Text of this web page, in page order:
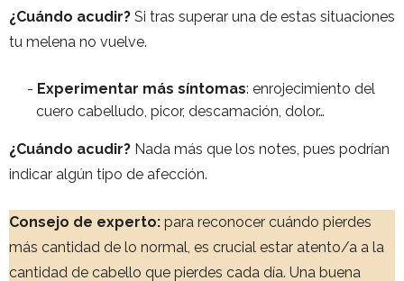
¿Cuándo acudir? Si tras superar una de estas situaciones
tu melena no vuelve.
Experimentar más síntomas: enrojecimiento del
cuero cabelludo, picor, descamación, dolor…
¿Cuándo acudir? Nada más que los notes, pues podrían
indicar algún tipo de afección.
Consejo de experto: para reconocer cuándo pierdes
más cantidad de lo normal, es crucial estar atento/a a la
cantidad de cabello que pierdes cada día. Una buena